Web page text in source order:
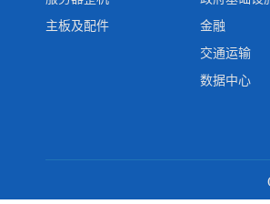
主板及配件
金融
交通运输
数据中心